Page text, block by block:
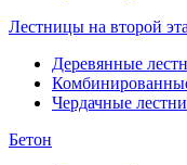
Лестницы на второй
Деревянные
Чердачные
Бетон